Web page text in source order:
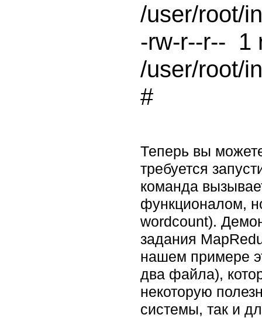
/user/root/
-rw-r--r--  1
/user/root/
Теперь вы
требуется
команда
функционалом,
wordcount).
задания
нашем примере
два файла),
некоторую
системы, так и